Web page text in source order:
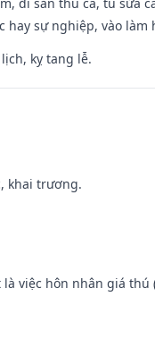
sự nghiệp, vào
kỵ tang lễ.
khai trương.
là việc hôn nhân giá thú